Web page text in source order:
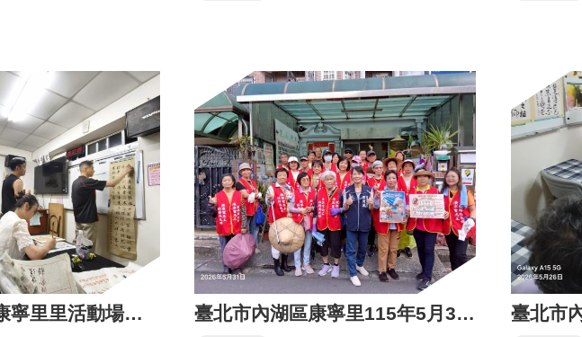
臺北市內湖區康寧里里活動場所每星期二晚上7點到9點書法班成果花絮 臺北市內湖區康寧里115年5月31日清潔日活動成果花絮